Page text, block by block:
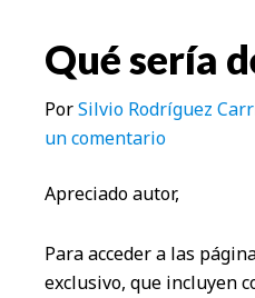
Qué sería
PorSilvio Rodríguez
un comentario
Apreciado autor,
Para acceder a las
exclusivo, que incluyen